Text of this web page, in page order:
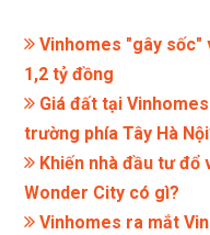
Vinhomes "gây
1,2 tỷ đồng
Giá đất tại
trường phía Tây Hà
Khiến nhà đầu tư đổ
Wonder City có gì?
Vinhomes ra mắt